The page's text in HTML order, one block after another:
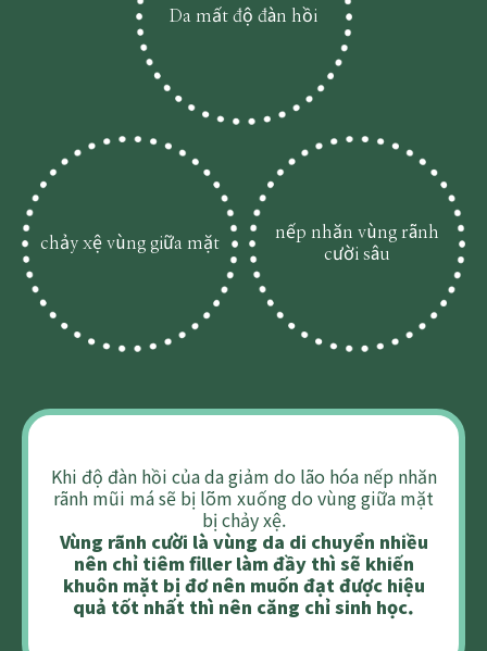
Da mất độ đàn hồi
chảy xệ vùng giữa mặt
nếp nhăn vùng rãnh
cười sâu
Khi độ đàn hồi của da giảm do lão hóa nếp nhăn
rãnh mũi má sẽ bị lõm xuống do vùng giữa mặt
bị chảy xệ.
Vùng rãnh cười là vùng da di chuyển nhiều
nên chỉ tiêm filler làm đầy thì sẽ khiến
khuôn mặt bị đơ nên muốn đạt được hiệu
quả tốt nhất thì nên căng chỉ sinh học.